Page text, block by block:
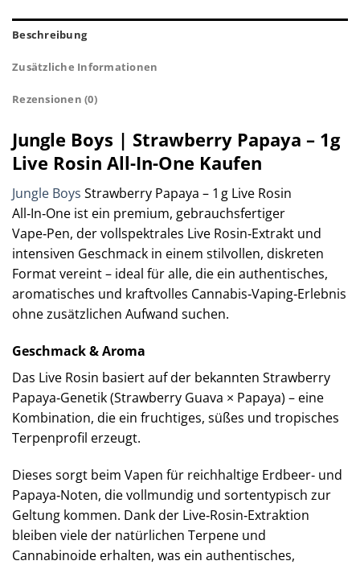
Beschreibung
Zusätzliche Informationen
Rezensionen (0)
Jungle Boys | Strawberry Papaya – 1g
Live Rosin All-In-One Kaufen
Jungle Boys Strawberry Papaya – 1 g Live Rosin
All‑In‑One ist ein premium, gebrauchsfertiger
Vape‑Pen, der vollspektrales Live Rosin‑Extrakt und
intensiven Geschmack in einem stilvollen, diskreten
Format vereint – ideal für alle, die ein authentisches,
aromatisches und kraftvolles Cannabis‑Vaping‑Erlebnis
ohne zusätzlichen Aufwand suchen.
Geschmack & Aroma
Das Live Rosin basiert auf der bekannten Strawberry
Papaya‑Genetik (Strawberry Guava × Papaya) – eine
Kombination, die ein fruchtiges, süßes und tropisches
Terpenprofil erzeugt.
Dieses sorgt beim Vapen für reichhaltige Erdbeer‑ und
Papaya‑Noten, die vollmundig und sortentypisch zur
Geltung kommen. Dank der Live‑Rosin‑Extraktion
bleiben viele der natürlichen Terpene und
Cannabinoide erhalten, was ein authentisches,